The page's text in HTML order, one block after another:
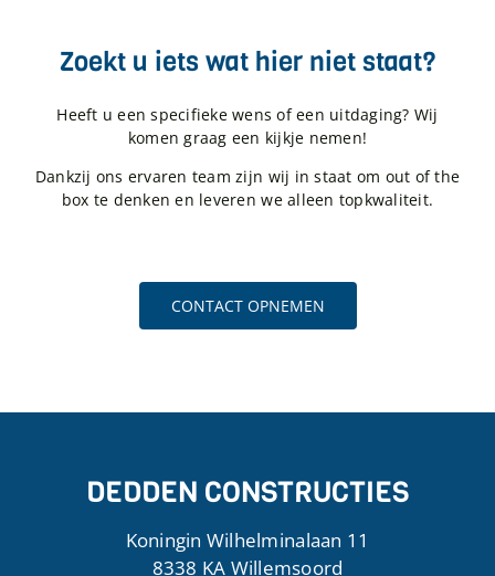
Zoekt u iets wat hier niet staat?
Heeft u een specifieke wens of een uitdaging? Wij
komen graag een kijkje nemen!
Dankzij ons ervaren team zijn wij in staat om out of the
box te denken en leveren we alleen topkwaliteit.
CONTACT OPNEMEN
DEDDEN CONSTRUCTIES
Koningin Wilhelminalaan 11
8338 KA Willemsoord